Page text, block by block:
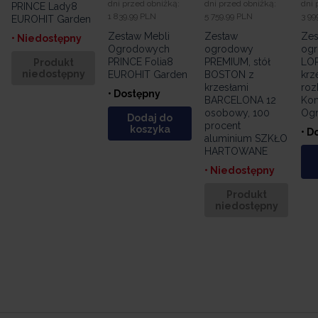
PRINCE Lady8
EUROHIT Garden
• Niedostępny
Produkt
niedostępny
dni przed obniżką:
1 839,99 PLN
Zestaw Mebli
Ogrodowych
PRINCE Folia8
EUROHIT Garden
• Dostępny
Dodaj do
koszyka
dni przed obniżką:
5 759,99 PLN
Zestaw
ogrodowy
PREMIUM, stół
BOSTON z
krzesłami
BARCELONA 12
osobowy, 100
procent
aluminium SZKŁO
HARTOWANE
• Niedostępny
Produkt
niedostępny
dni
3
•